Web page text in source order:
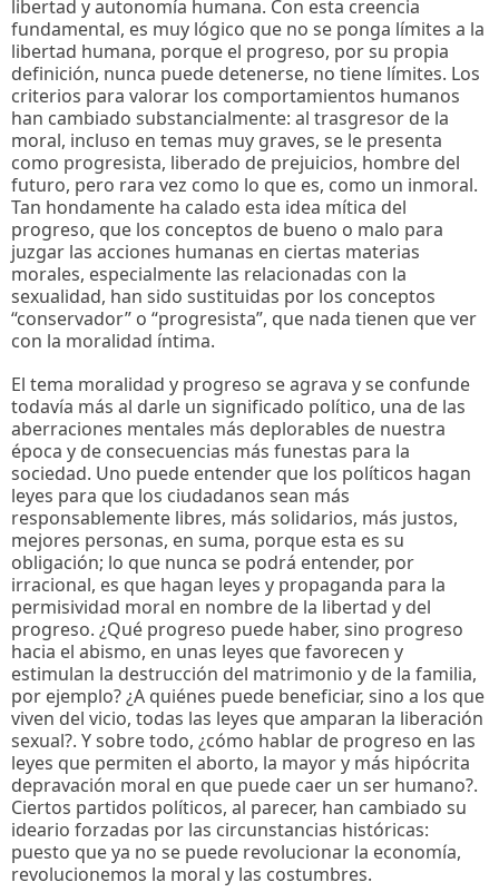
libertad y autonomía humana. Con esta creencia
fundamental, es muy lógico que no se ponga límites a la
libertad humana, porque el progreso, por su propia
definición, nunca puede detenerse, no tiene límites. Los
criterios para valorar los comportamientos humanos
han cambiado substancialmente: al trasgresor de la
moral, incluso en temas muy graves, se le presenta
como progresista, liberado de prejuicios, hombre del
futuro, pero rara vez como lo que es, como un inmoral.
Tan hondamente ha calado esta idea mítica del
progreso, que los conceptos de bueno o malo para
juzgar las acciones humanas en ciertas materias
morales, especialmente las relacionadas con la
sexualidad, han sido sustituidas por los conceptos
“conservador” o “progresista”, que nada tienen que ver
con la moralidad íntima.
El tema moralidad y progreso se agrava y se confunde
todavía más al darle un significado político, una de las
aberraciones mentales más deplorables de nuestra
época y de consecuencias más funestas para la
sociedad. Uno puede entender que los políticos hagan
leyes para que los ciudadanos sean más
responsablemente libres, más solidarios, más justos,
mejores personas, en suma, porque esta es su
obligación; lo que nunca se podrá entender, por
irracional, es que hagan leyes y propaganda para la
permisividad moral en nombre de la libertad y del
progreso. ¿Qué progreso puede haber, sino progreso
hacia el abismo, en unas leyes que favorecen y
estimulan la destrucción del matrimonio y de la familia,
por ejemplo? ¿A quiénes puede beneficiar, sino a los que
viven del vicio, todas las leyes que amparan la liberación
sexual?. Y sobre todo, ¿cómo hablar de progreso en las
leyes que permiten el aborto, la mayor y más hipócrita
depravación moral en que puede caer un ser humano?.
Ciertos partidos políticos, al parecer, han cambiado su
ideario forzadas por las circunstancias históricas:
puesto que ya no se puede revolucionar la economía,
revolucionemos la moral y las costumbres.